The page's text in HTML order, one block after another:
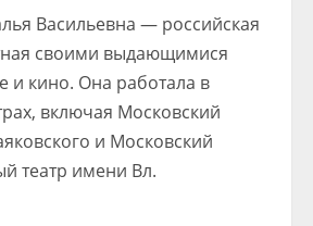
Васильевна — российская
своими выдающимися
и кино. Она работала в
включая Московский
и Московский
театр имени Вл.